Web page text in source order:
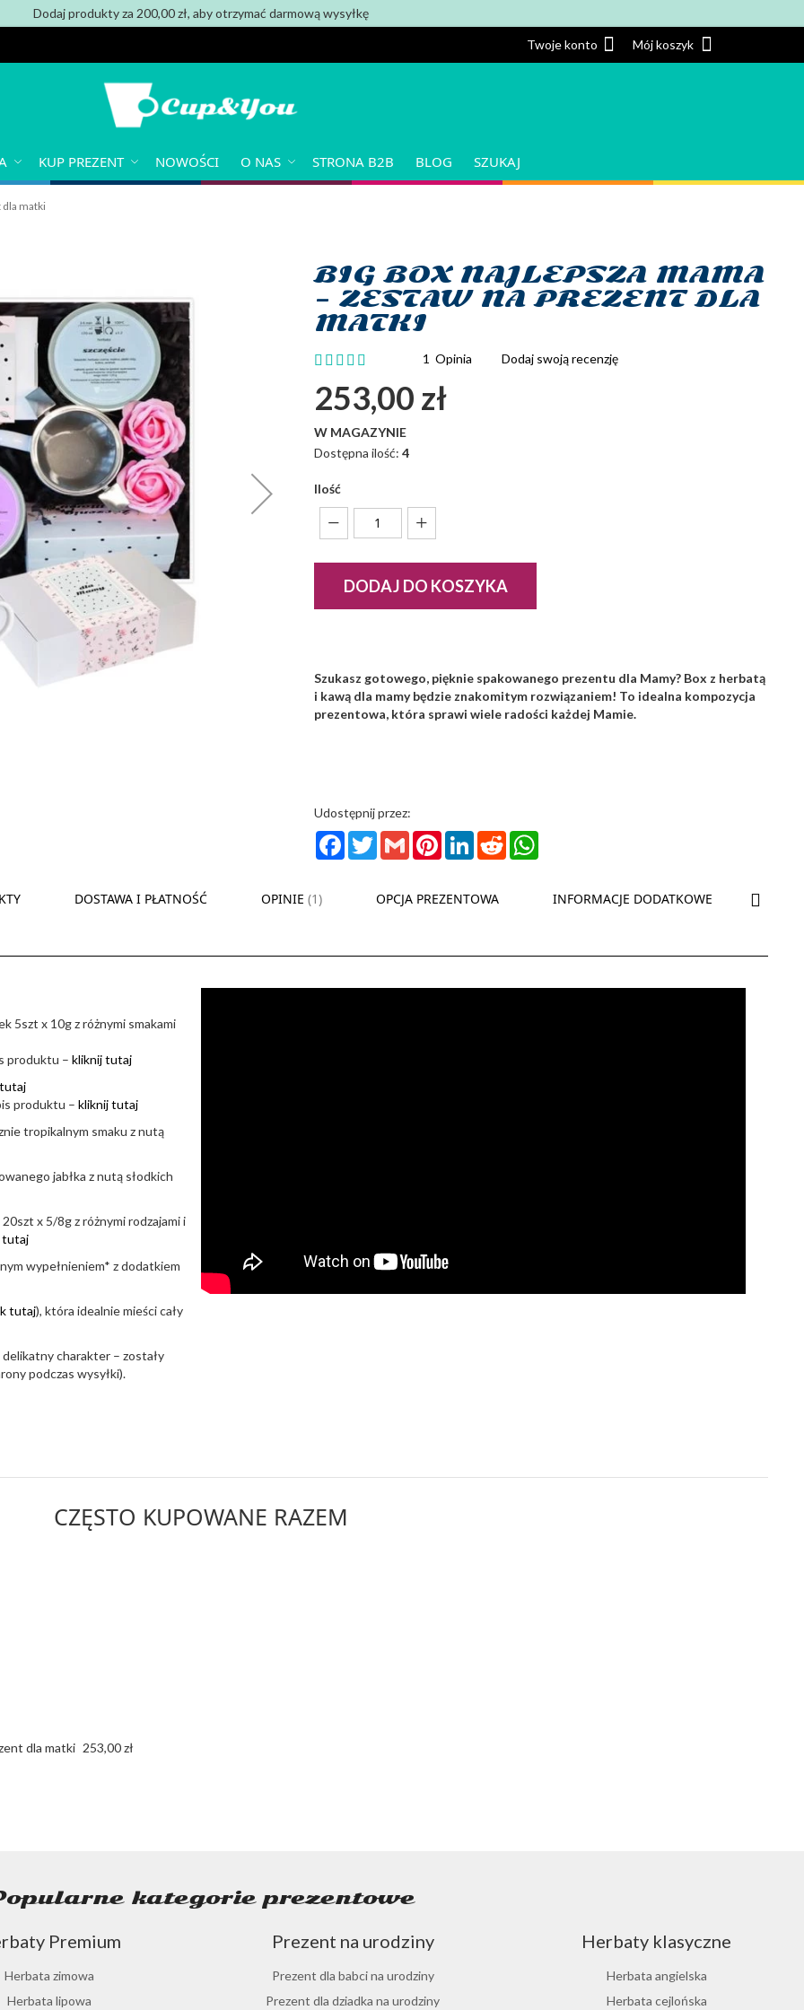
Dodaj produkty za 200,00 zł, aby otrzymać darmową wysyłkę
Twoje konto
Twoje konto Mój koszyk
KUP PREZENT NOWOŚCI O NAS STRONA B2B BLOG SZUKAJ
dla matki
BIG BOX NAJLEPSZA MAMA
– ZESTAW NA PREZENT DLA
MATKI
Ocena:
1 Opinia Dodaj swoją recenzję
253,00 zł
W MAGAZYNIE
Dostępna ilość:4
Ilość
DODAJ DO KOSZYKA
Szukasz gotowego, pięknie spakowanego prezentu dla Mamy? Box z herbatą
i kawą dla mamy będzie znakomitym rozwiązaniem! To idealna kompozycja
prezentowa, która sprawi wiele radości każdej Mamie.
Udostępnij przez:
FacebookTwitterGmail PinterestLinkedInReddit
DOSTAWA I PŁATNOŚĆ OPINIE 1 OPCJA PREZENTOWA INFORMACJE DODATKOWE
5szt x 10g z różnymi smakami
produktu –kliknij tutaj
produktu –kliknij tutaj
tropikalnym smaku z nutą
jabłka z nutą słodkich
x 5/8g z różnymi rodzajami i
tutaj
wypełnieniem* z dodatkiem
tutaj), która idealnie mieści cały
delikatny charakter – zostały
podczas wysyłki).
CZĘSTO KUPOWANE RAZEM
dla matki 253,00 zł
kategorie prezentowe
Premium
Herbata zimowa
Herbata lipowa
Prezent na urodziny
Prezent dla babci na urodziny
Prezent dla dziadka na urodziny
Herbaty klasyczne
Herbata angielska
Herbata cejlońska